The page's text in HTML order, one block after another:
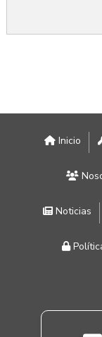
Inicio
Noticias